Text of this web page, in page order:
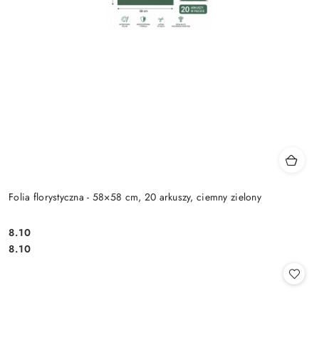
Folia florystyczna - 58×58 cm, 20 arkuszy, ciemny zielony
Cena:
8.10
Cena:
8.10